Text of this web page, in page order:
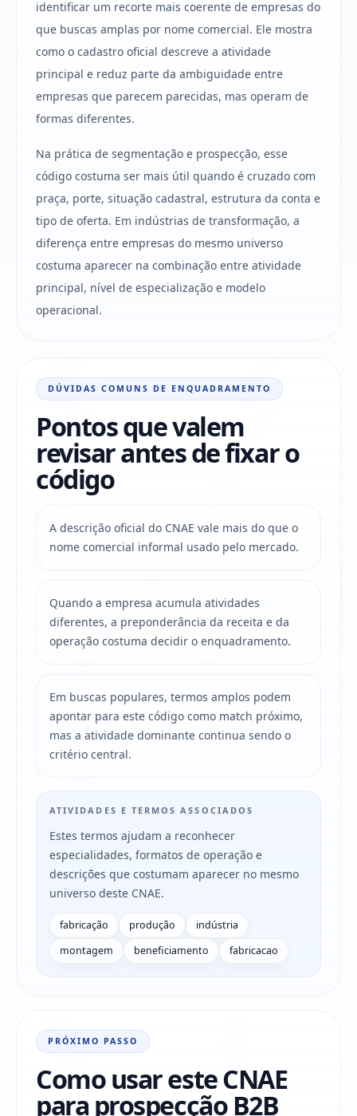
identificar um recorte mais coerente de empresas do
que buscas amplas por nome comercial. Ele mostra
como o cadastro oficial descreve a atividade
principal e reduz parte da ambiguidade entre
empresas que parecem parecidas, mas operam de
formas diferentes.
Na prática de segmentação e prospecção, esse
código costuma ser mais útil quando é cruzado com
praça, porte, situação cadastral, estrutura da conta e
tipo de oferta. Em indústrias de transformação, a
diferença entre empresas do mesmo universo
costuma aparecer na combinação entre atividade
principal, nível de especialização e modelo
operacional.
DÚVIDAS COMUNS DE ENQUADRAMENTO
Pontos que valem
revisar antes de fixar o
código
A descrição oficial do CNAE vale mais do que o
nome comercial informal usado pelo mercado.
Quando a empresa acumula atividades
diferentes, a preponderância da receita e da
operação costuma decidir o enquadramento.
Em buscas populares, termos amplos podem
apontar para este código como match próximo,
mas a atividade dominante continua sendo o
critério central.
ATIVIDADES E TERMOS ASSOCIADOS
Estes termos ajudam a reconhecer
especialidades, formatos de operação e
descrições que costumam aparecer no mesmo
universo deste CNAE.
fabricação produção
indústria
montagem
beneficiamento fabricacao
PRÓXIMO PASSO
Como usar este CNAE
para prospecção B2B